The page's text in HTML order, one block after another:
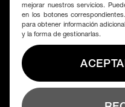
SUSCRIBIRME
Organizado
mejorar nuestros servicios.
en los botones
para obtener información
y la forma de gestionarlas.